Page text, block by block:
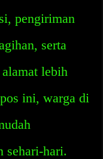
pengiriman
serta
lebih
ini, warga di
sehari-hari.